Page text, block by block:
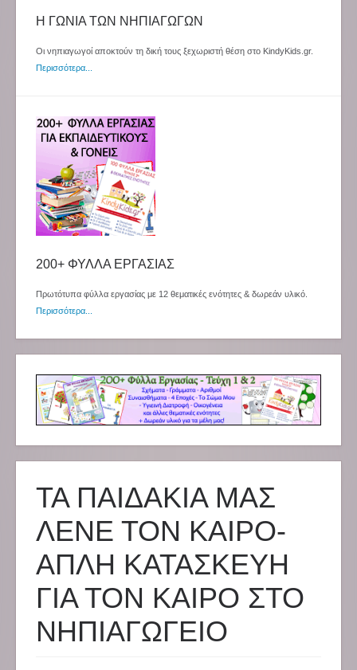
Η ΓΩΝΙΑ ΤΩΝ ΝΗΠΙΑΓΩΓΩΝ
Οι νηπιαγωγοί αποκτούν τη δική τους ξεχωριστή θέση στο KindyKids.gr.
Περισσότερα...
200+ ΦΥΛΛΑ ΕΡΓΑΣΙΑΣ
Πρωτότυπα φύλλα εργασίας με 12 θεματικές ενότητες & δωρεάν υλικό.
Περισσότερα...
ΤΑ ΠΑΙΔΑΚΙΑ ΜΑΣ
ΛΕΝΕ ΤΟΝ ΚΑΙΡΟ-
ΑΠΛΗ ΚΑΤΑΣΚΕΥΗ
ΓΙΑ ΤΟΝ ΚΑΙΡΟ ΣΤΟ
ΝΗΠΙΑΓΩΓΕΙΟ